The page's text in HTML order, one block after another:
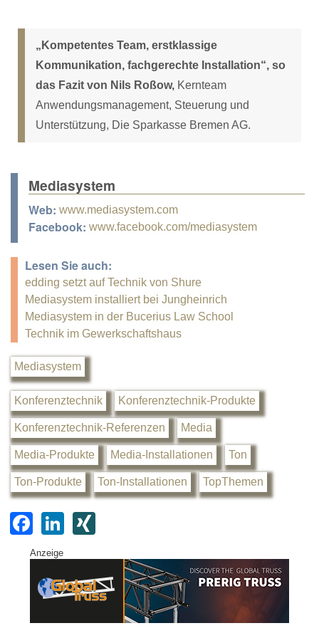
„Kompetentes Team, erstklassige
Kommunikation, fachgerechte Installation“, so
das Fazit von Nils Roßow, Kernteam
Anwendungsmanagement, Steuerung und
Unterstützung, Die Sparkasse Bremen AG.
Mediasystem
Web: www.mediasystem.com
Facebook: www.facebook.com/mediasystem
Lesen Sie auch:
edding setzt auf Technik von Shure
Mediasystem installiert bei Jungheinrich
Mediasystem in der Bucerius Law School
Technik im Gewerkschaftshaus
Mediasystem
Konferenztechnik Konferenztechnik-Produkte
Konferenztechnik-Referenzen Media
Media-Produkte Media-Installationen Ton
Ton-Produkte Ton-Installationen TopThemen
F
a
c
e
Li
k
e
G
Anzeige